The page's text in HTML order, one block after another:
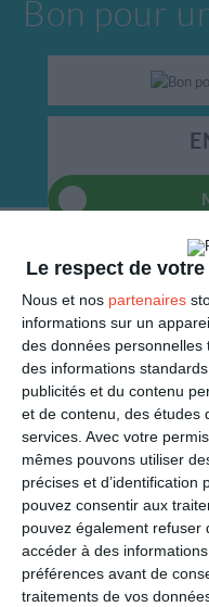
Le respect de
Nous et nos partenaires
informations sur un
des données
des informations
publicités et du contenu
et de contenu, des études
services. Avec votre
mêmes pouvons utiliser
précises et
pouvez consentir aux
pouvez également refuser
accéder à des
préférences avant de
traitements de vos
Bon pour
Facebook,
VOIR
LES